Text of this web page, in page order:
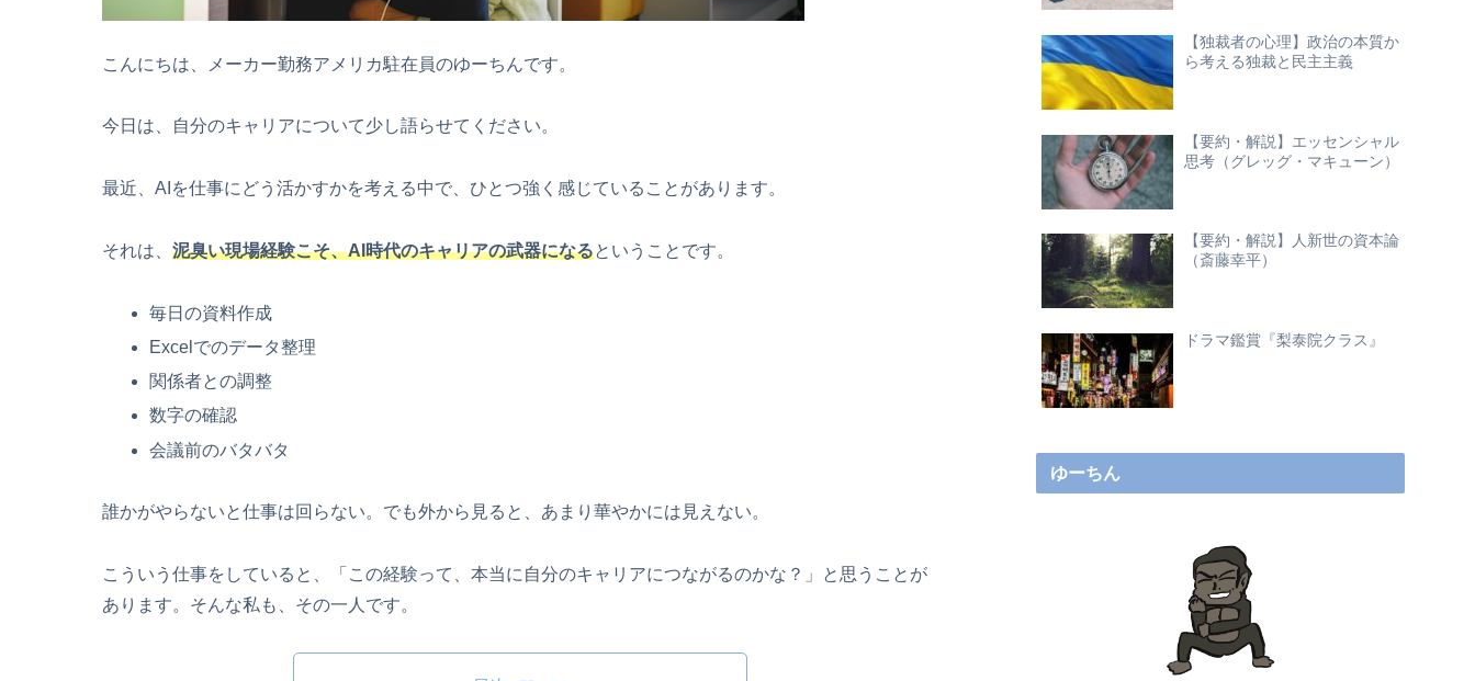
こんにちは、メーカー勤務アメリカ駐在員のゆーちんです。
今日は、自分のキャリアについて少し語らせてください。
最近、AIを仕事にどう活かすかを考える中で、ひとつ強く感じていることがあります。
それは、 泥臭い現場経験こそ、AI時代のキャリアの武器になるということです。
毎日の資料作成
Excelでのデータ整理
関係者との調整
数字の確認
会議前のバタバタ
誰かがやらないと仕事は回らない。でも外から見ると、あまり華やかには見えない。
こういう仕事をしていると、「この経験って、本当に自分のキャリアにつながるのかな？」と思うことが
あります。そんな私も、その一人です。
【独裁者の心理】政治の本質か
ら考える独裁と民主主義
【要約・解説】エッセンシャル
思考（グレッグ・マキューン）
【要約・解説】人新世の資本論
（斎藤幸平）
ドラマ鑑賞『梨泰院クラス』
ゆーちん